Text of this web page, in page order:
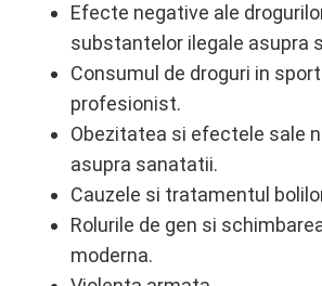
Efecte negative ale
substantelor ilegale asupra
Consumul de droguri in
profesionist.
Obezitatea si efectele sale
asupra sanatatii.
Cauzele si tratamentul
Rolurile de gen si
moderna.